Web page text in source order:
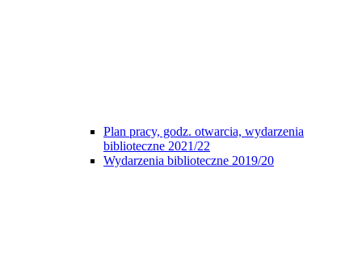
Plan pracy, godz. otwarcia, wydarzenia
biblioteczne 2021/22
Wydarzenia biblioteczne 2019/20